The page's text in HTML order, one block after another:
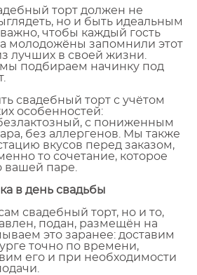
торт должен не
но и быть идеальным
чтобы каждый гость
а молодожёны запомнили этот
лучших в своей жизни.
подбираем начинку под
свадебный торт с учётом
особенностей:
с пониженным
без аллергенов. Мы также
вкусов перед заказом,
то сочетание, которое
вашей паре.
в день свадьбы
свадебный торт, но и то,
подан, размещён на
это заранее: доставим
точно по времени,
его и при необходимости